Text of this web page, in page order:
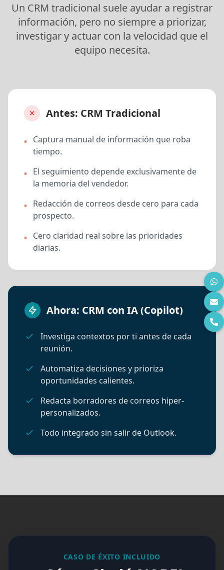
Un CRM tradicional suele ayudar a registrar
información, pero no siempre a priorizar,
investigar y actuar con la velocidad que el
equipo necesita.
✕ Antes: CRM Tradicional
• Captura manual de información que roba
tiempo.
• El seguimiento depende exclusivamente de
la memoria del vendedor.
• Redacción de correos desde cero para cada
prospecto.
• Cero claridad real sobre las prioridades
diarias.
Ahora: CRM con IA (Copilot)
Investiga contextos por ti antes de cada
reunión.
Automatiza decisiones y prioriza
oportunidades calientes.
Redacta borradores de correos hiper-
personalizados.
Todo integrado sin salir de Outlook.
CASO DE ÉXITO INCLUIDO
Apellido
Correo empresarial
Cargo
Nombre de Empresa
Comentarios
He leído y acepto losTérminos y
Condiciones y la Política de Privacidad
Enviar